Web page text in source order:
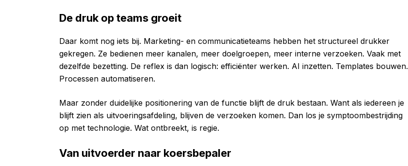
De druk op teams groeit
Daar komt nog iets bij. Marketing- en communicatieteams hebben het structureel drukker
gekregen. Ze bedienen meer kanalen, meer doelgroepen, meer interne verzoeken. Vaak met
dezelfde bezetting. De reflex is dan logisch: efficiënter werken. AI inzetten. Templates bouwen.
Processen automatiseren.
Maar zonder duidelijke positionering van de functie blijft de druk bestaan. Want als iedereen je
blijft zien als uitvoeringsafdeling, blijven de verzoeken komen. Dan los je symptoombestrijding
op met technologie. Wat ontbreekt, is regie.
Van uitvoerder naar koersbepaler